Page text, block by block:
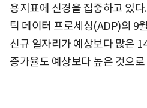
용지표에 신경을 집중하고 있
틱 데이터 프로세싱(ADP)의 9
신규 일자리가 예상보다 많은
증가율도 예상보다 높은 것으